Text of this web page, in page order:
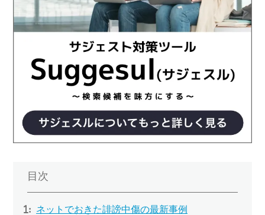
目次
ネットでおきた誹謗中傷の最新事例